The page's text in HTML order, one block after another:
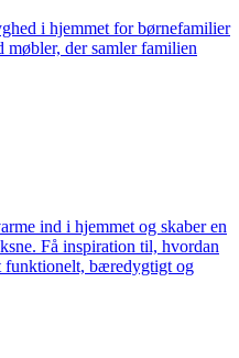
i hjemmet for børnefamilier
der samler familien
ind i hjemmet og skaber en
Få inspiration til, hvordan
funktionelt, bæredygtigt og